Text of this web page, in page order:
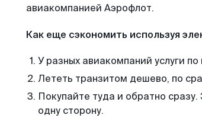
авиакомпанией Аэрофлот.
Как еще сэкономить используя
У разных авиакомпаний услуги
Лететь транзитом дешево, по
Покупайте туда и обратно
одну сторону.